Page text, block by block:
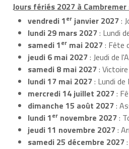
Jours fériés 2027 à Cambremer
vendredi 1er janvier 2027:
lundi 29 mars 2027: Lundi
samedi 1er mai 2027: Fête
jeudi 6 mai 2027: Jeudi de
samedi 8 mai 2027:
lundi 17 mai 2027: Lundi
mercredi 14 juillet 2027:
dimanche 15 août 2027:
lundi 1er novembre 2027:
jeudi 11 novembre 2027:
samedi 25 décembre 2027